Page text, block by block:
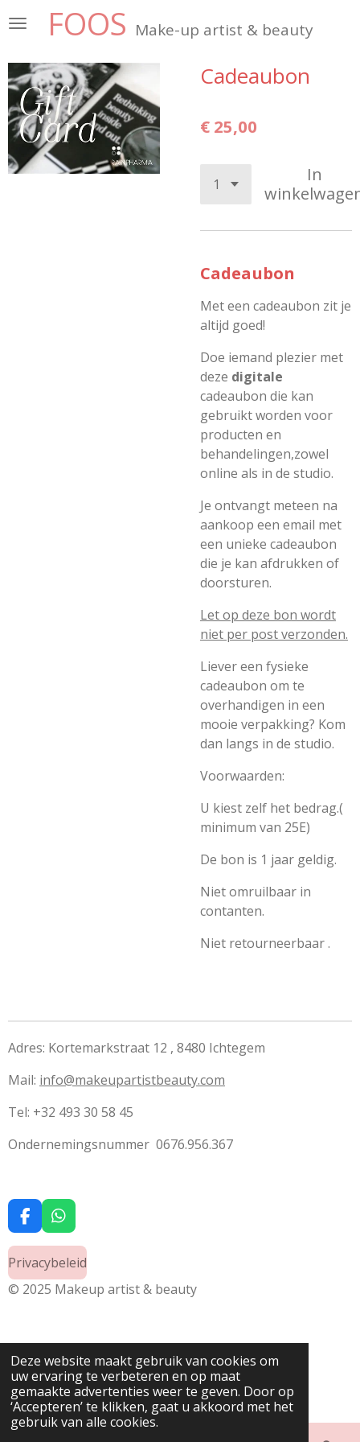
Deze website maakt gebruik van cookies om
uw ervaring te verbeteren en op maat
gemaakte advertenties weer te geven. Door op
‘Accepteren’ te klikken, gaat u akkoord met het
gebruik van alle cookies.
Ga
de
hoofdinhoud
FOOS Make-up artist & beauty
Cadeaubon
€ 25,00
In
Cadeaubon
Met een cadeaubon zit je
altijd goed!
Doe iemand plezier met
deze digitale
cadeaubon die kan
gebruikt worden voor
producten en
behandelingen,zowel
online als in de studio.
Je ontvangt meteen na
aankoop een email met
een unieke cadeaubon
die je kan afdrukken of
doorsturen.
Let op deze bon wordt
niet per post verzonden.
Liever een fysieke
cadeaubon om te
overhandigen in een
mooie verpakking? Kom
dan langs in de studio.
Voorwaarden:
U kiest zelf het bedrag.(
minimum van 25E)
De bon is 1 jaar geldig.
Niet omruilbaar in
contanten.
Niet retourneerbaar .
Adres: Kortemarkstraat 12 , 8480 Ichtegem
Mail: info@makeupartistbeauty.com
Tel: +32 493 30 58 45
Ondernemingsnummer 0676.956.367
F
a
e
b
o
W
h
t
s
A
Privacybeleid
© 2025 Makeup artist & beauty